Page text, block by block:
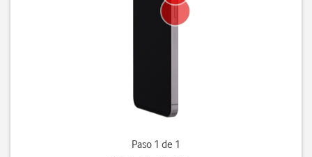
Paso 1 de 1